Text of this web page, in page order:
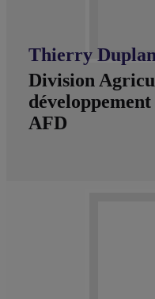
Thierry
Division
AFD